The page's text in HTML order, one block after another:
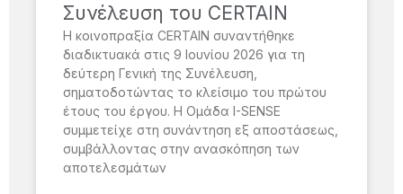
Συνέλευση του CERTAIN
Η κοινοπραξία CERTAIN συναντήθηκε
διαδικτυακά στις 9 Ιουνίου 2026 για τη
δεύτερη Γενική της Συνέλευση,
σηματοδοτώντας το κλείσιμο του πρώτου
έτους του έργου. Η Ομάδα I-SENSE
συμμετείχε στη συνάντηση εξ αποστάσεως,
συμβάλλοντας στην ανασκόπηση των
αποτελεσμάτων